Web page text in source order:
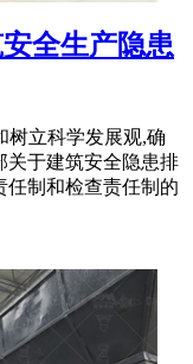
全生产隐患
树立科学发展观,确
关于建筑安全隐患排
任制和检查责任制的